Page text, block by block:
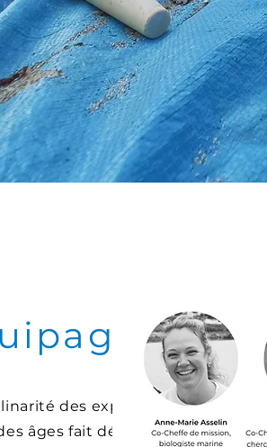
des expert·es et
âges fait découvrir